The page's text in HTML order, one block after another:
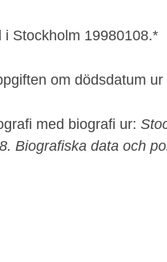
i Stockholm 19980108.*
om dödsdatum
med biografi ur:
Biografiska data och